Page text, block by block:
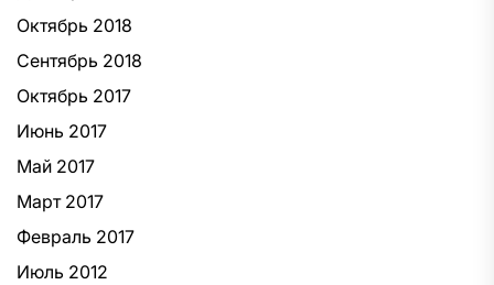
Октябрь 2018
Сентябрь 2018
Октябрь 2017
Июнь 2017
Май 2017
Март 2017
Февраль 2017
Июль 2012